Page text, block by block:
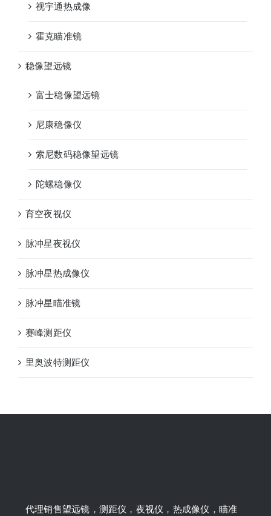
视宇通热成像
霍克瞄准镜
稳像望远镜
富士稳像望远镜
尼康稳像仪
索尼数码稳像望远镜
陀螺稳像仪
育空夜视仪
脉冲星夜视仪
脉冲星热成像仪
脉冲星瞄准镜
赛峰测距仪
里奥波特测距仪
代理销售望远镜，测距仪，夜视仪，热成像仪，瞄准